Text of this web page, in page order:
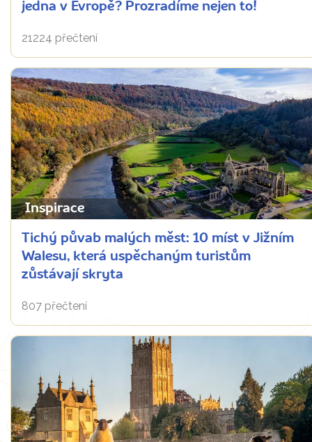
jedna v Evropě? Prozradíme nejen to!
21224 přečtení
Inspirace
Tichý půvab malých měst: 10 míst v Jižním
Walesu, která uspěchaným turistům
zůstávají skryta
807 přečtení